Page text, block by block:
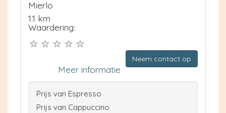
Mierlo
1.1 km
Waardering:
Neem contact op
Meer informatie
Prijs van Espresso
Prijs van Cappuccino